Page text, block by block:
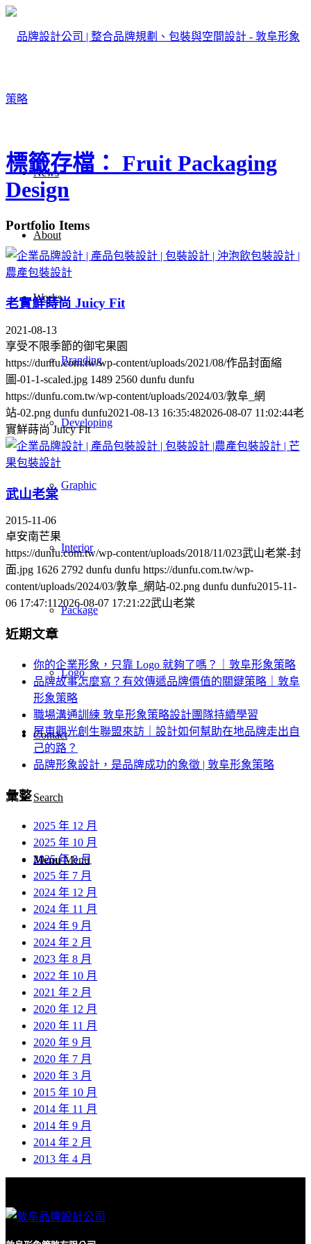
News
About
Works
Branding
Developing
Graphic
Interior
Package
Logo
Contact
Search
Menu Menu
標籤存檔： Fruit Packaging
Design
Portfolio Items
老實鮮蒔尚 Juicy Fit
2021-08-13
享受不限季節的御宅果園
https://dunfu.com.tw/wp-content/uploads/2021/08/作品封面縮
圖-01-1-scaled.jpg 1489 2560 dunfu dunfu
https://dunfu.com.tw/wp-content/uploads/2024/03/敦阜_網
站-02.png dunfu dunfu2021-08-13 16:35:482026-08-07 11:02:44老
實鮮蒔尚 Juicy Fit
武山老棠
2015-11-06
卓安南芒果
https://dunfu.com.tw/wp-content/uploads/2018/11/023武山老棠-封
面.jpg 1626 2792 dunfu dunfu https://dunfu.com.tw/wp-
content/uploads/2024/03/敦阜_網站-02.png dunfu dunfu2015-11-
06 17:47:112026-08-07 17:21:22武山老棠
近期文章
你的企業形象，只靠 Logo 就夠了嗎？｜敦阜形象策略
品牌故事怎麼寫？有效傳遞品牌價值的關鍵策略｜敦阜
形象策略
職場溝通訓練 敦阜形象策略設計團隊持續學習
屏東觀光創生聯盟來訪｜設計如何幫助在地品牌走出自
己的路？
品牌形象設計，是品牌成功的象徵 | 敦阜形象策略
彙整
2025 年 12 月
2025 年 10 月
2025 年 8 月
2025 年 7 月
2024 年 12 月
2024 年 11 月
2024 年 9 月
2024 年 2 月
2023 年 8 月
2022 年 10 月
2021 年 2 月
2020 年 12 月
2020 年 11 月
2020 年 9 月
2020 年 7 月
2020 年 3 月
2015 年 10 月
2014 年 11 月
2014 年 9 月
2014 年 2 月
2013 年 4 月